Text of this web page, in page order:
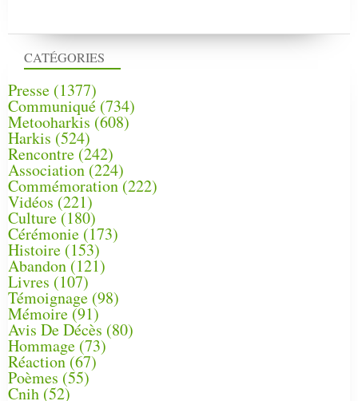
CATÉGORIES
Presse (1377)
Communiqué (734)
Metooharkis (608)
Harkis (524)
Rencontre (242)
Association (224)
Commémoration(222)
Vidéos (221)
Culture(180)
Cérémonie (173)
Histoire (153)
Abandon(121)
Livres (107)
Témoignage (98)
Mémoire (91)
Avis De Décès (80)
Hommage (73)
Réaction(67)
Poèmes (55)
Cnih (52)